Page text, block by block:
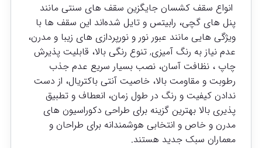
انواع سقف کشسان جایگزین سقف های سنتی مانند
پنل های گچی، رابیتس و تایل شده‌اند این سقف ها با
ویژگی هایی مانند ‌عبور نور و نورپردازی های زیبا و مدرن،
عدم نیاز به رنگ آمیزی, تنوع رنگی بالا، قابلیت پذیرش
چاپ ، نظافت آسان، نصب بسیار سریع عدم جذب
رطوبت و مقاومت بالا، خاصیت آنتی باکتریال، از دست
ندادن کیفیت و رنگ ‌در طول زمان، انعطاف و تطبیق
پذیری بالا بهترین گزینه برای طراحی دکوراسیون های
مدرن و خاص و انتخابی هوشمندانه برای طراحان و
معماران سبک جدید هستند.